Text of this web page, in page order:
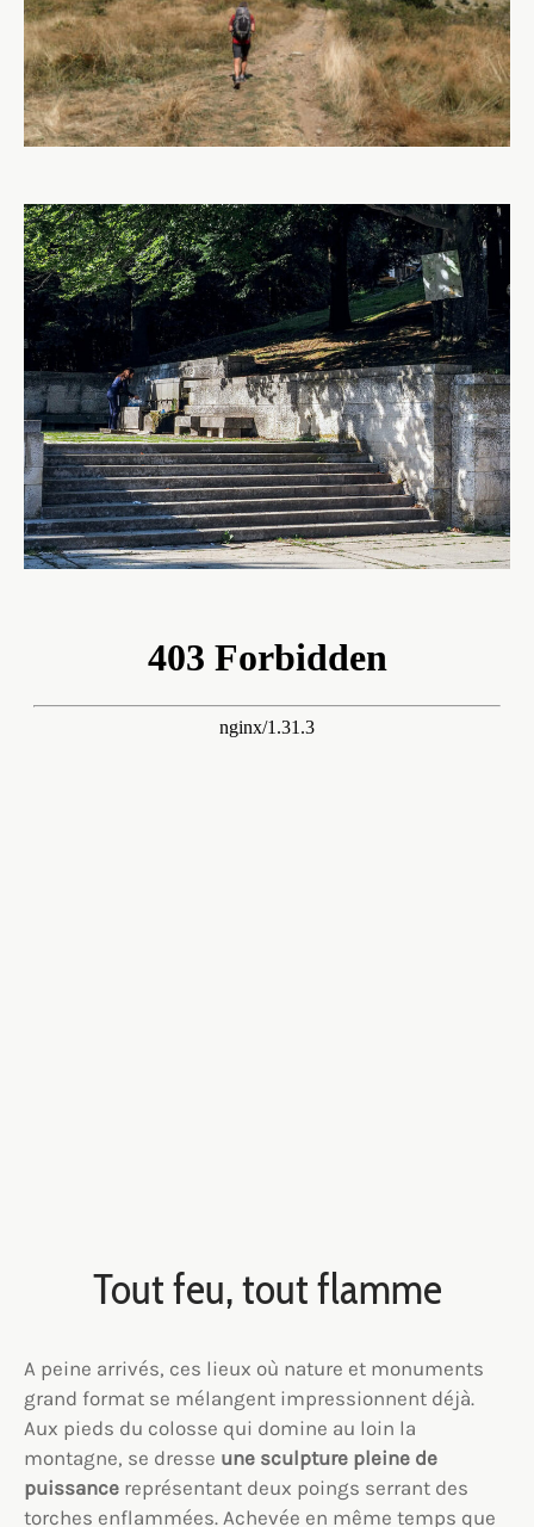
Tout feu, tout flamme
A peine arrivés, ces lieux où nature et monuments
grand format se mélangent impressionnent déjà.
Aux pieds du colosse qui domine au loin la
montagne, se dresse une sculpture pleine de
puissance représentant deux poings serrant des
torches enflammées. Achevée en même temps que